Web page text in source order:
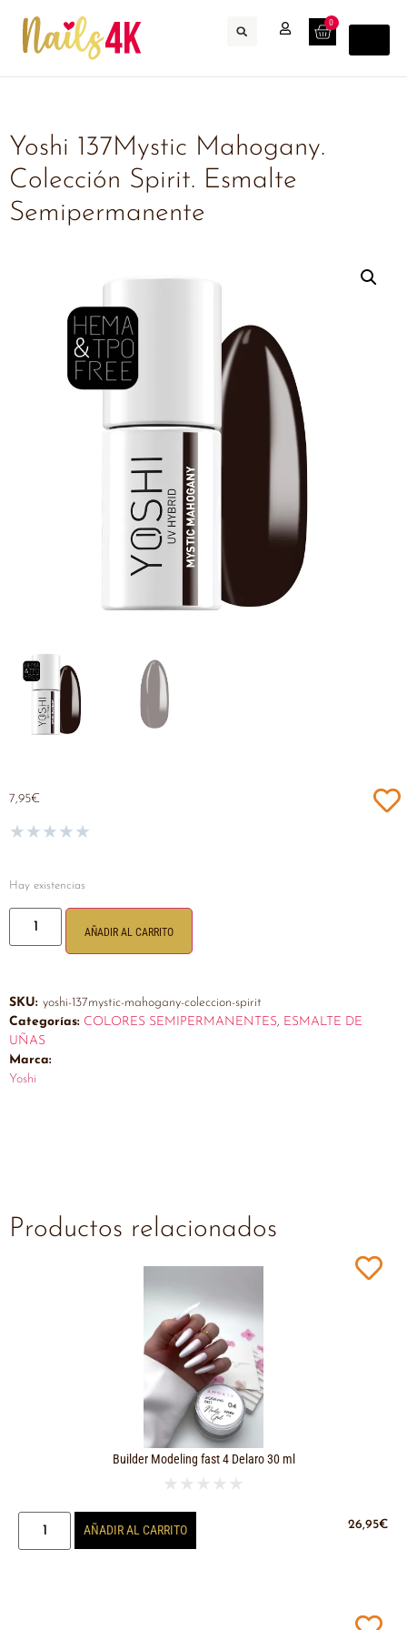
0
Yoshi 137Mystic Mahogany.
Colección Spirit. Esmalte
Semipermanente
7,95€
★★★★★
Hay existencias
AÑADIR AL CARRITO
SKU: yoshi-137mystic-mahogany-coleccion-spirit
Categorías: COLORES SEMIPERMANENTES, ESMALTE DE
UÑAS
Marca:
Yoshi
Productos relacionados
Builder Modeling fast 4 Delaro 30 ml
★ ★ ★ ★ ★
26,95€
AÑADIR AL CARRITO